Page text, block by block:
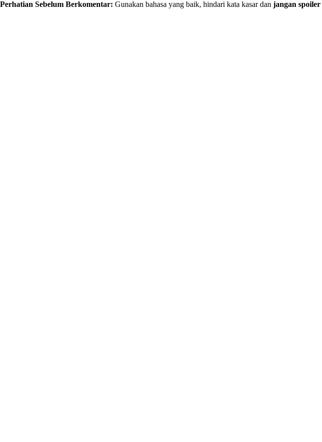
Perhatian Sebelum Berkomentar: Gunakan bahasa yang baik, hindari kata kasar dan jangan spoiler